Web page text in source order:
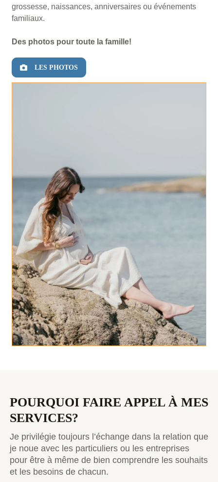
grossesse, naissances, anniversaires ou événements
familiaux.
Des photos pour toute la famille!
LES PHOTOS
POURQUOI FAIRE APPEL À MES
SERVICES?
Je privilégie toujours l’échange dans la relation que
je noue avec les particuliers ou les entreprises
pour être à même de bien comprendre les souhaits
et les besoins de chacun.